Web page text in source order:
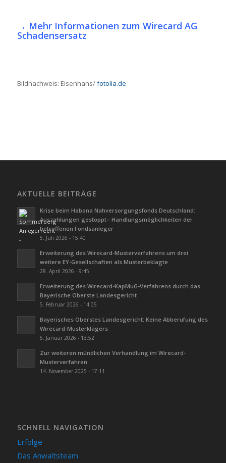
→ Mehr Informationen zum Wirecard AG
Schadensersatz
Bildnachweis: Eisenhans/fotolia.de
AKTUELLE BEITRÄGE
Krise beim Habona Nahversorgungsfonds Deutschland:
Auszahlungen gestoppt– Handlungsmöglichkeiten der
betroffenen Fondsanleger
5. Juli 2026 - 15:40
Erweiterung des Wirecard-Musterverfahrens um drei
weitere EY-Gesellschaften als Musterbeklagte
28. April 2026 - 9:45
Erweiterung des Wirecard-KapMuG-Verfahrens durch das
Bayerische Oberste Landesgericht
5. Februar 2026 - 14:05
Bayerisches Oberstes Landesgericht: Keine Abberufung des
Wirecard-Musterklägers
5. Januar 2026 - 13:52
Zur weiteren mündlichen Verhandlung im Wirecard-
Musterverfahren
14. November 2025 - 17:11
SCHNELL NAVIGATION
Erfolge
Das Anwaltsteam